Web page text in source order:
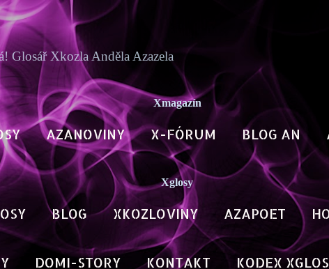
Glosář Xkozla Anděla Azazela
Xmagazín
AZANOVINY X-FÓRUM BLOG AN
Xglosy
BLOG XKOZLOVINY AZAPOET
DOMI-STORY KONTAKT KODEX XGLOS